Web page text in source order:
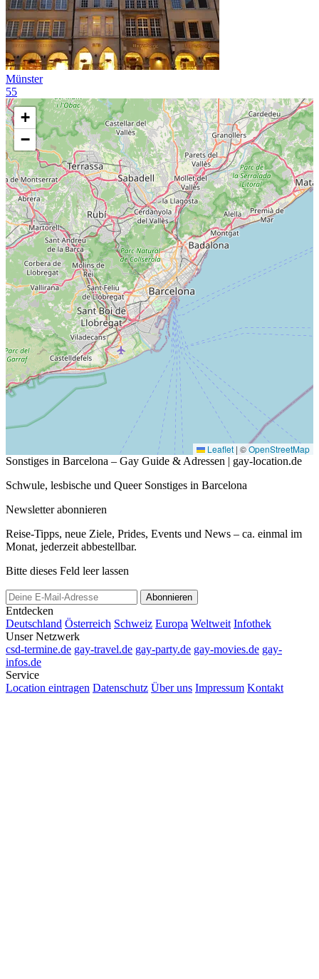
Münster
55
+
−
Leaflet | ©OpenStreetMap
Sonstiges in Barcelona – Gay Guide & Adressen | gay-location.de
Schwule, lesbische und Queer Sonstiges in Barcelona
Newsletter abonnieren
Reise-Tipps, neue Ziele, Prides, Events und News – ca. einmal im
Monat, jederzeit abbestellbar.
Bitte dieses Feld leer lassen
Abonnieren
Entdecken
Deutschland Österreich Schweiz Europa Weltweit Infothek
Unser Netzwerk
csd-termine.de gay-travel.de gay-party.de gay-movies.de gay-
infos.de
Service
Location eintragen Datenschutz Über uns Impressum Kontakt